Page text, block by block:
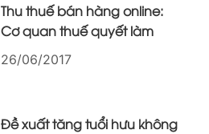
Thu thuế bán hàng online:
Cơ quan thuế quyết làm
26/06/2017
Đề xuất tăng tuổi hưu không